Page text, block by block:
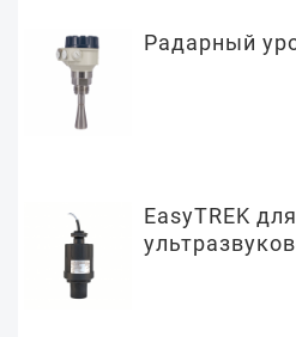
Радарный
EasyTREK